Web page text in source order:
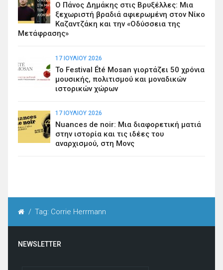
Ο Πάνος Δημάκης στις Βρυξέλλες: Μια
ξεχωριστή βραδιά αφιερωμένη στον Νίκο
Καζαντζάκη και την «Οδύσσεια της
Μετάφρασης»
17 ΙΟΥΛΊΟΥ 2026
Το Festival Été Mosan γιορτάζει 50 χρόνια
μουσικής, πολιτισμού και μοναδικών
ιστορικών χώρων
17 ΙΟΥΛΊΟΥ 2026
Nuances de noir: Μια διαφορετική ματιά
στην ιστορία και τις ιδέες του
αναρχισμού, στη Μονς
/ Tag: Corrie Herrmann
NEWSLETTER